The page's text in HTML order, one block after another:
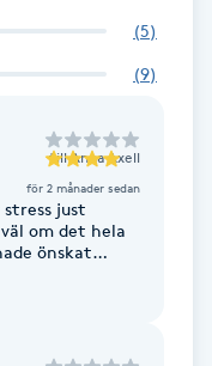
(5)
(9)
till Anna Axell
för 2 månader sedan
just
om det hela
önskat